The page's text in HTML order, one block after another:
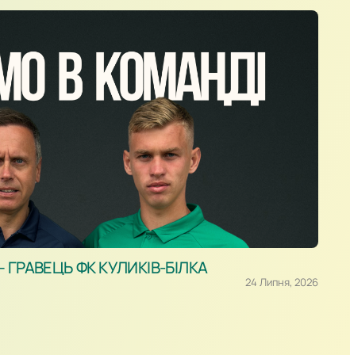
ФК КУЛИКІВ-БІЛКА
24 Липня, 2026